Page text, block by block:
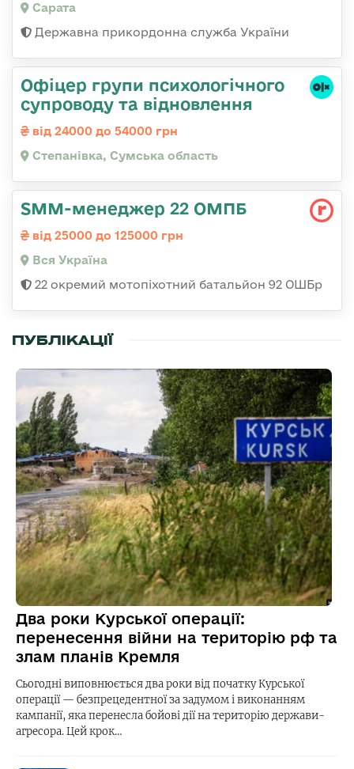
Сарата
Державна прикордонна служба України
Офіцер групи психологічного
супроводу та відновлення
від 24000 до 54000 грн
Степанівка, Сумська область
SMM-менеджер 22 ОМПБ
від 25000 до 125000 грн
Вся Україна
22 окремий мотопіхотний батальйон 92 ОШБр
ПУБЛІКАЦІЇ
Два роки Курської операції:
перенесення війни на територію рф та
злам планів Кремля
Сьогодні виповнюється два роки від початку Курської
операції — безпрецедентної за задумом і виконанням
кампанії, яка перенесла бойові дії на територію держави-
агресора. Цей крок…